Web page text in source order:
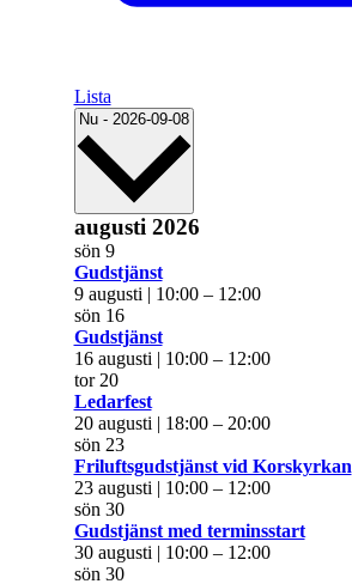
Lista
Nu - 2026-09-08 Välj
augusti 2026
sön 9
Gudstjänst
9 augusti | 10:00– 12:00
sön 16
Gudstjänst
16 augusti | 10:00– 12:00
tor 20
Ledarfest
20 augusti | 18:00– 20:00
sön 23
Friluftsgudstjänst vid Korskyrkan
23 augusti | 10:00– 12:00
sön 30
Gudstjänst med terminsstart
30 augusti | 10:00– 12:00
sön 30